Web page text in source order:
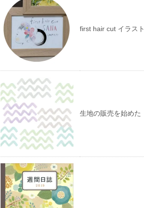
first hair cut イラスト
生地の販売を始めた